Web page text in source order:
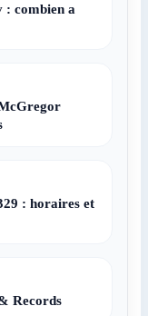
: combien a
: horaires et
Records